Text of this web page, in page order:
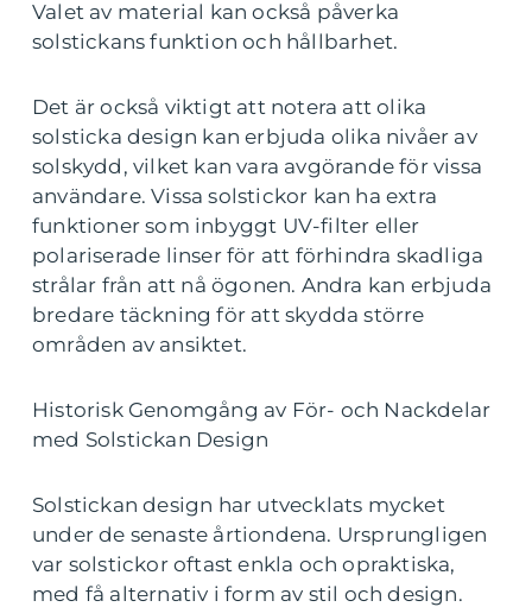
Valet av material kan också påverka
solstickans funktion och hållbarhet.
Det är också viktigt att notera att olika
solsticka design kan erbjuda olika nivåer av
solskydd, vilket kan vara avgörande för vissa
användare. Vissa solstickor kan ha extra
funktioner som inbyggt UV-filter eller
polariserade linser för att förhindra skadliga
strålar från att nå ögonen. Andra kan erbjuda
bredare täckning för att skydda större
områden av ansiktet.
Historisk Genomgång av För- och Nackdelar
med Solstickan Design
Solstickan design har utvecklats mycket
under de senaste årtiondena. Ursprungligen
var solstickor oftast enkla och opraktiska,
med få alternativ i form av stil och design.